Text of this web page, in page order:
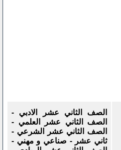
الصف الثاني عشر الادبي -
الصف الثاني عشر العلمي -
الصف الثاني عشر الشرعي -
ثاني عشر - صناعي و مهني -